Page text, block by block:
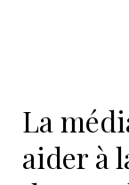
La
aider à